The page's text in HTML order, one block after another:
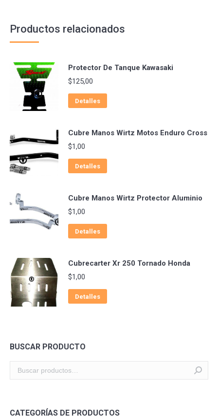
Productos relacionados
Protector De Tanque Kawasaki
$125,00
Detalles
Cubre Manos Wirtz Motos Enduro Cross
$1,00
Detalles
Cubre Manos Wirtz Protector Aluminio
$1,00
Detalles
Cubrecarter Xr 250 Tornado Honda
$1,00
Detalles
BUSCAR PRODUCTO
CATEGORÍAS DE PRODUCTOS